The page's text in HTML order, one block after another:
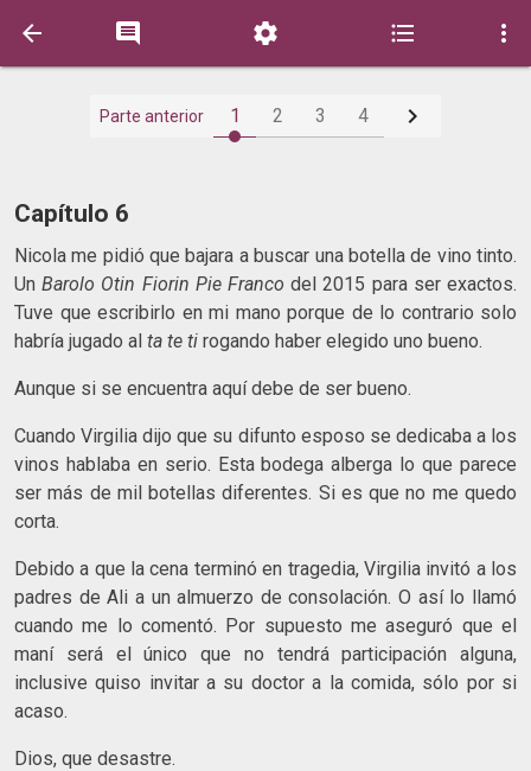
    
Parte anterior 1 2 3 4 
Capítulo 6
Nicola me pidió que bajara a buscar una botella de vino tinto.
UnBarolo Otin Fiorin Pie Franco del 2015 para ser exactos.
Tuve que escribirlo en mi mano porque de lo contrario solo
habría jugado al ta te ti rogando haber elegido uno bueno.
Aunque si se encuentra aquí debe de ser bueno.
Cuando Virgilia dijo que su difunto esposo se dedicaba a los
vinos hablaba en serio. Esta bodega alberga lo que parece
ser más de mil botellas diferentes. Si es que no me quedo
corta.
Debido a que la cena terminó en tragedia, Virgilia invitó a los
padres de Ali a un almuerzo de consolación. O así lo llamó
cuando me lo comentó. Por supuesto me aseguró que el
maní será el único que no tendrá participación alguna,
inclusive quiso invitar a su doctor a la comida, sólo por si
acaso.
Dios, que desastre.